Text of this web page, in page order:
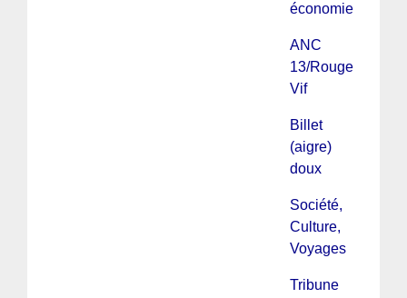
économie
ANC
13/Rouge
Vif
Billet
(aigre)
doux
Société,
Culture,
Voyages
Tribune